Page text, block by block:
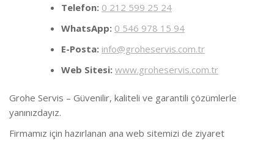
Telefon: 0 212 599 25 24
WhatsApp: 0 546 978 15 94
E-Posta: info@groheservis.com.tr
Web Sitesi: www.groheservis.com.tr
Grohe Servis – Güvenilir, kaliteli ve garantili çözümlerle
yanınızdayız.
Firmamız için hazırlanan ana web sitemizi de ziyaret